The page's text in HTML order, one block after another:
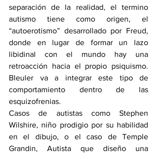
separación de la realidad, el termino
autismo tiene como origen, el
“autoerotismo” desarrollado por Freud,
donde en lugar de formar un lazo
libidinal con el mundo hay una
retroacción hacia el propio psiquismo.
Bleuler va a integrar este tipo de
comportamiento dentro de las
esquizofrenias.
Casos de autistas como Stephen
Wilshire, niño prodigio por su habilidad
en el dibujo, o el caso de Temple
Grandin, Autista que diseño una